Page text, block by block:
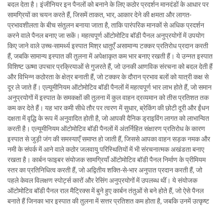
बदल देता है। इंजीनियर इन पैनलों को बनाने के लिए कठोर प्रदर्शन मानदंडों के आधार पर
सामग्रियों का चयन करते हैं, जिसमें ताकत, भार, आकार देने की क्षमता और लागत-
प्रभावशीलता के बीच संतुलन बनाया जाता है, ताकि पारंपरिक मानकों से अधिक प्रदर्शन
करने वाले पैनल बनाए जा सकें। महत्वपूर्ण ऑटोमोटिव बॉडी पैनल अनुप्रयोगों में उपयोग
किए जाने वाले उच्च-सामर्थ्य इस्पात मिश्र धातुएँ असामान्य टक्कर प्रतिरोध प्रदान करती
हैं, जबकि सामान्य इस्पात की तुलना में अपेक्षाकृत कम भार बनाए रखती हैं। ये उन्नत इस्पात
विशिष्ट ऊष्मा उपचार प्रक्रियाओं से गुजरते हैं, जो उनकी आणविक संरचना को बदल देती हैं
और विभिन्न कठोरता के क्षेत्र बनाती हैं, जो टक्कर के दौरान प्रभाव बलों को यात्री कक्ष से
दूर ले जाते हैं। एल्यूमीनियम ऑटोमोटिव बॉडी पैनलों में महत्वपूर्ण भार लाभ होते हैं, जो समान
अनुप्रयोगों में इस्पात के समकक्षों की तुलना में कुल वाहन द्रव्यमान को तीस प्रतिशत तक
कम कर देते हैं। यह भार कमी सीधे तौर पर त्वरण में सुधार, ब्रेकिंग की छोटी दूरी और ईंधन
दक्षता में वृद्धि के रूप में अनुवादित होती है, जो आपकी दैनिक ड्राइविंग लागत को लाभान्वित
करती है। एल्यूमीनियम ऑटोमोटिव बॉडी पैनलों में अंतर्निहित संक्षारण प्रतिरोध के कारण
इस्पात से जुड़ी जंग की समस्याएँ समाप्त हो जाती हैं, जिससे आपका वाहन सड़क नमक और
नमी के संपर्क में आने वाले कठोर जलवायु परिस्थितियों में भी संरचनात्मक अखंडता बनाए
रखता है। कार्बन फाइबर संयोजक सामग्रियाँ ऑटोमोटिव बॉडी पैनल निर्माण के प्रीमियम
स्तर का प्रतिनिधित्व करती हैं, जो अद्वितीय शक्ति-से-भार अनुपात प्रदान करती हैं, जो
पहले केवल विलक्षण स्पोर्ट्स कारों और रेसिंग अनुप्रयोगों में उपलब्ध थीं। ये संयोजक
ऑटोमोटिव बॉडी पैनल राल मैट्रिक्स में बुने हुए कार्बन तंतुओं से बने होते हैं, जो ऐसे पैनल
बनाते हैं जिनका भार इस्पात की तुलना में सत्तर प्रतिशत कम होता है, जबकि उनमें उत्कृष्ट